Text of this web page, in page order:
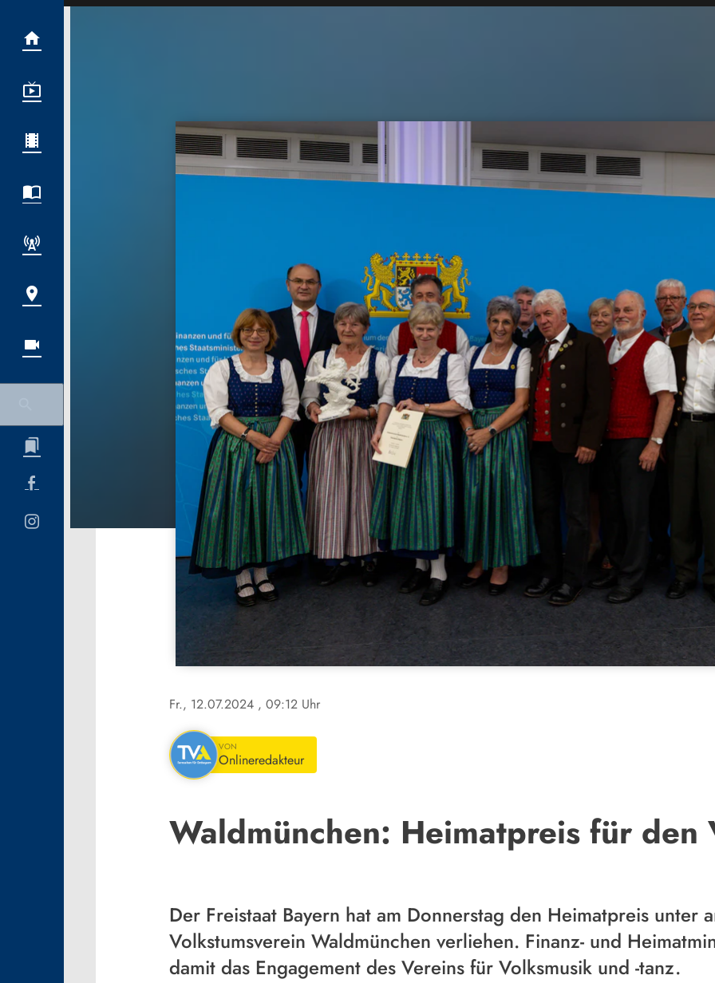
Fr., 12.07.2024 , 09:12 Uhr
VON
Onlineredakteur
Waldmünchen: Heimatpreis für den
Der Freistaat Bayern hat am Donnerstag den Heimatpreis unter
Volkstumsverein Waldmünchen verliehen. Finanz- und
damit das Engagement des Vereins für Volksmusik und -tanz.